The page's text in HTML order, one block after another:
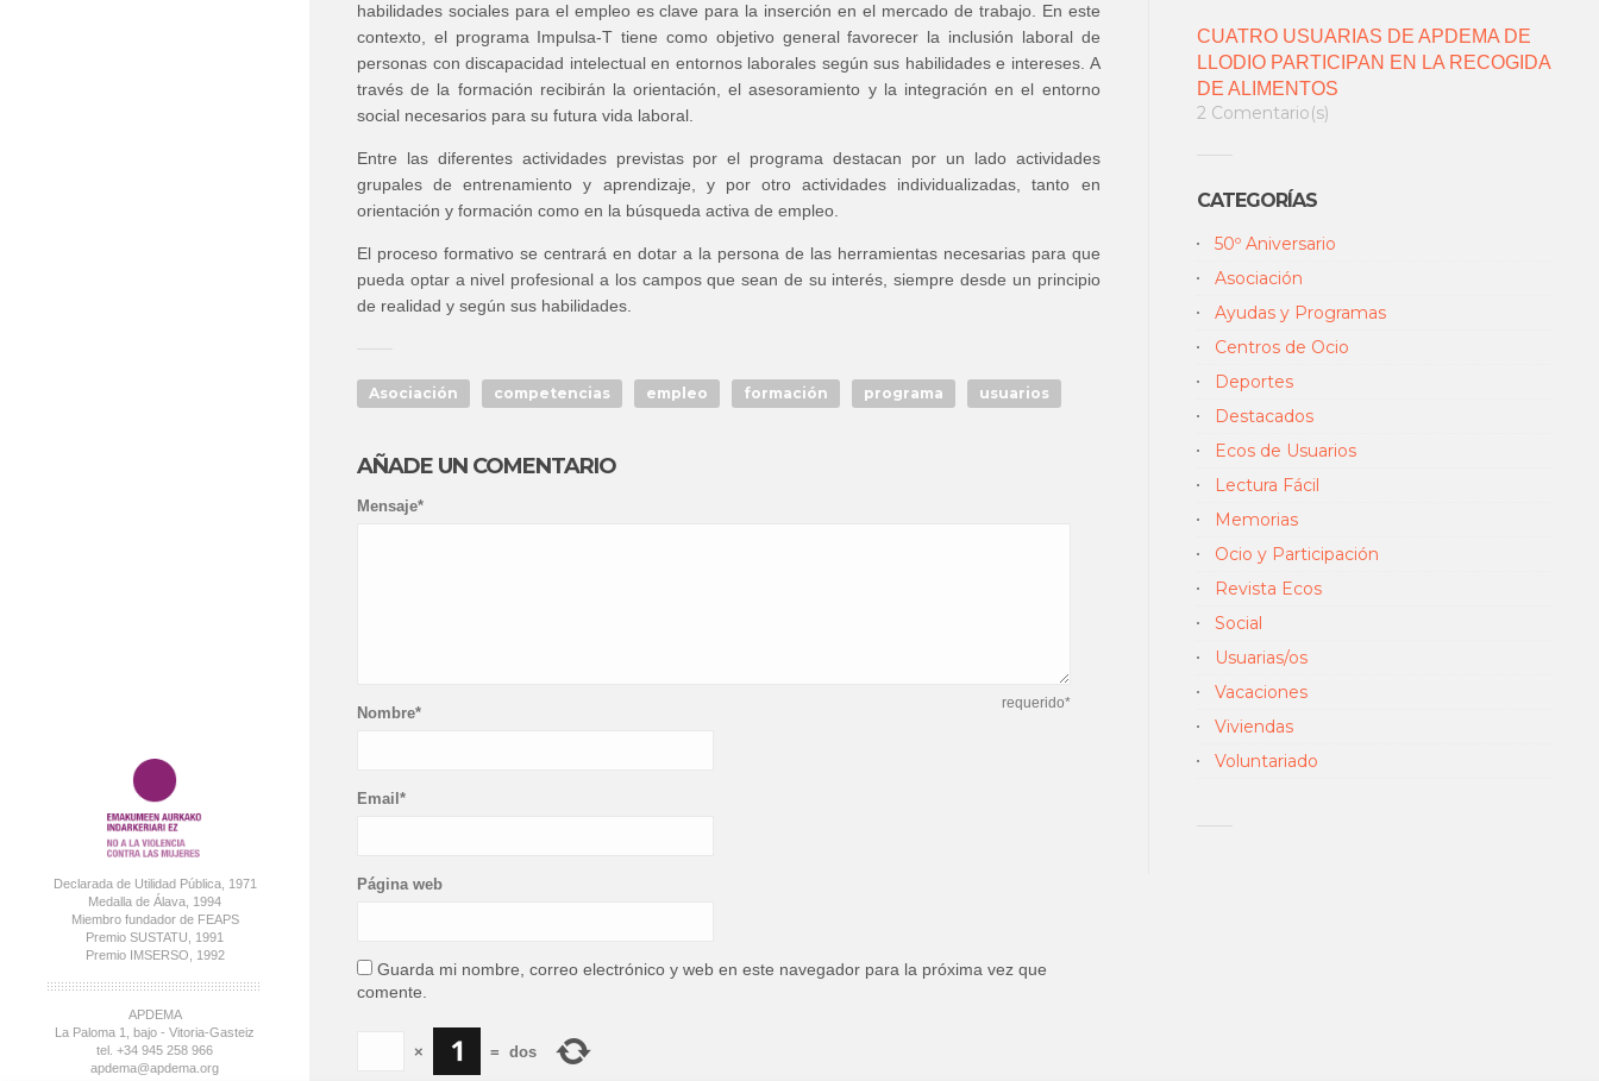
habilidades sociales para el empleo es clave para la inserción en el mercado de trabajo. En este
contexto, el programa Impulsa-T tiene como objetivo general favorecer la inclusión laboral de
personas con discapacidad intelectual en entornos laborales según sus habilidades e intereses. A
través de la formación recibirán la orientación, el asesoramiento y la integración en el entorno
social necesarios para su futura vida laboral.
Entre las diferentes actividades previstas por el programa destacan por un lado actividades
grupales de entrenamiento y aprendizaje, y por otro actividades individualizadas, tanto en
orientación y formación como en la búsqueda activa de empleo.
El proceso formativo se centrará en dotar a la persona de las herramientas necesarias para que
pueda optar a nivel profesional a los campos que sean de su interés, siempre desde un principio
de realidad y según sus habilidades.
Asociación competencias empleo formación programa usuarios
AÑADE UN COMENTARIO
Mensaje*
requerido*
Nombre*
Email*
Página web
Guarda mi nombre, correo electrónico y web en este navegador para la próxima vez que
comente.
× = dos
CUATRO USUARIAS DE APDEMA DE
LLODIO PARTICIPAN EN LA RECOGIDA
DE ALIMENTOS
2 Comentario(s)
CATEGORÍAS
50º Aniversario
Asociación
Ayudas y Programas
Centros de Ocio
Deportes
Destacados
Ecos de Usuarios
Lectura Fácil
Memorias
Ocio y Participación
Revista Ecos
Social
Usuarias/os
Vacaciones
Viviendas
Voluntariado
Declarada de Utilidad Pública, 1971
Medalla de Álava, 1994
Miembro fundador de FEAPS
Premio SUSTATU, 1991
Premio IMSERSO, 1992
APDEMA
La Paloma 1, bajo - Vitoria-Gasteiz
tel. +34 945 258 966
apdema@apdema.org